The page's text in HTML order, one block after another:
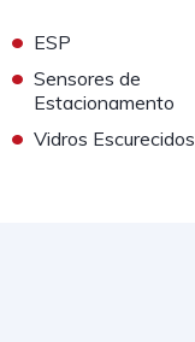
• ESP
• Sensores de
Estacionamento
• Vidros Escurecidos